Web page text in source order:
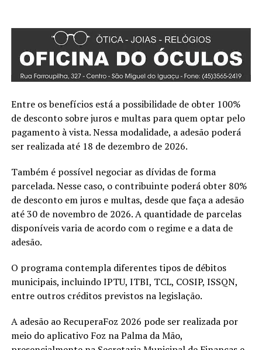
Entre os benefícios está a possibilidade de obter 100%
de desconto sobre juros e multas para quem optar pelo
pagamento à vista. Nessa modalidade, a adesão poderá
ser realizada até 18 de dezembro de 2026.
Também é possível negociar as dívidas de forma
parcelada. Nesse caso, o contribuinte poderá obter 80%
de desconto em juros e multas, desde que faça a adesão
até 30 de novembro de 2026. A quantidade de parcelas
disponíveis varia de acordo com o regime e a data de
adesão.
O programa contempla diferentes tipos de débitos
municipais, incluindo IPTU, ITBI, TCL, COSIP, ISSQN,
entre outros créditos previstos na legislação.
A adesão ao RecuperaFoz 2026 pode ser realizada por
meio do aplicativo Foz na Palma da Mão,